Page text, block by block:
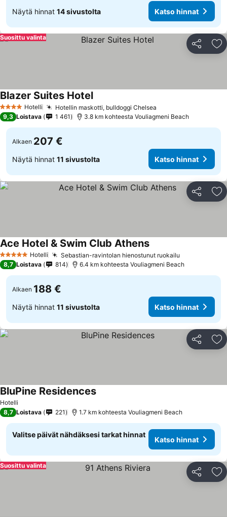
Näytä hinnat 14 sivustolta Katso hinnat
Jaa
Suosittu valinta
4 Tähtiluokitus
Hotelli Hotellin maskotti, bulldoggi Chelsea
Blazer Suites Hotel
9,3 Loistava 1 461 3.8 km kohteesta Vouliagmeni Beach
Alkaen 207 €
Näytä hinnat 11 sivustolta Katso hinnat
Jaa
5 Tähtiluokitus
Hotelli Sebastian-ravintolan hienostunut ruokailu
Ace Hotel & Swim Club Athens
8,7 Loistava 814 6.4 km kohteesta Vouliagmeni Beach
Alkaen 188 €
Näytä hinnat 11 sivustolta Katso hinnat
Jaa
Hotelli
BluPine Residences
8,7 Loistava 221 1.7 km kohteesta Vouliagmeni Beach
Valitse päivät nähdäksesi tarkat hinnat
Katso hinnat
Jaa
Suosittu valinta